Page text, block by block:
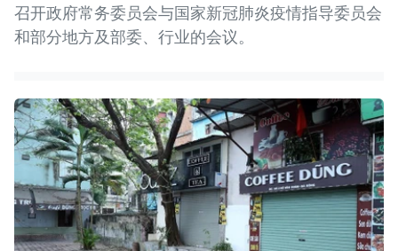
召开政府常务委员会与国家新冠肺炎疫情指导委员会
和部分地方及部委、行业的会议。